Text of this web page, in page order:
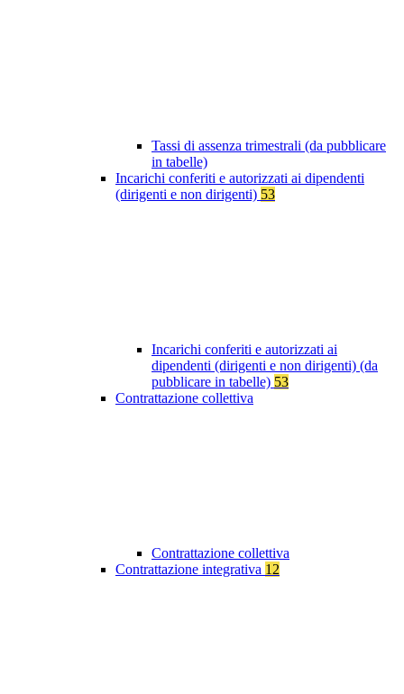
Tassi di assenza trimestrali (da pubblicare
in tabelle)
Incarichi conferiti e autorizzati ai dipendenti
(dirigenti e non dirigenti) 53
Incarichi conferiti e autorizzati ai
dipendenti (dirigenti e non dirigenti) (da
pubblicare in tabelle) 53
Contrattazione collettiva
Contrattazione collettiva
Contrattazione integrativa 12